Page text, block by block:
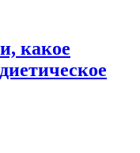
какое